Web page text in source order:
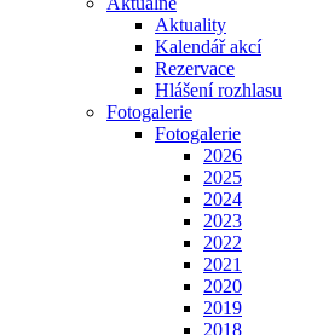
Aktuality
Kalendář akcí
Rezervace
Hlášení rozhlasu
Fotogalerie
Fotogalerie
2026
2025
2024
2023
2022
2021
2020
2019
2018